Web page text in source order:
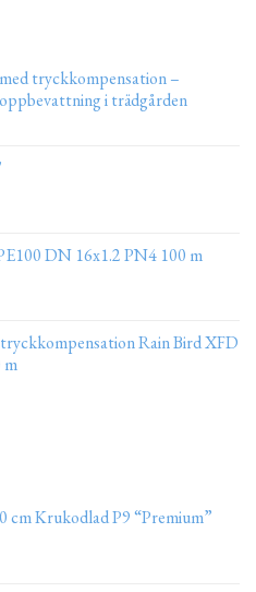
tryckkompensation –
i trädgården
DN 16x1.2 PN4 100 m
Rain Bird XFD
cm Krukodlad P9 “Premium”